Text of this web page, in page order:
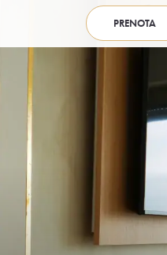
PRENOTA